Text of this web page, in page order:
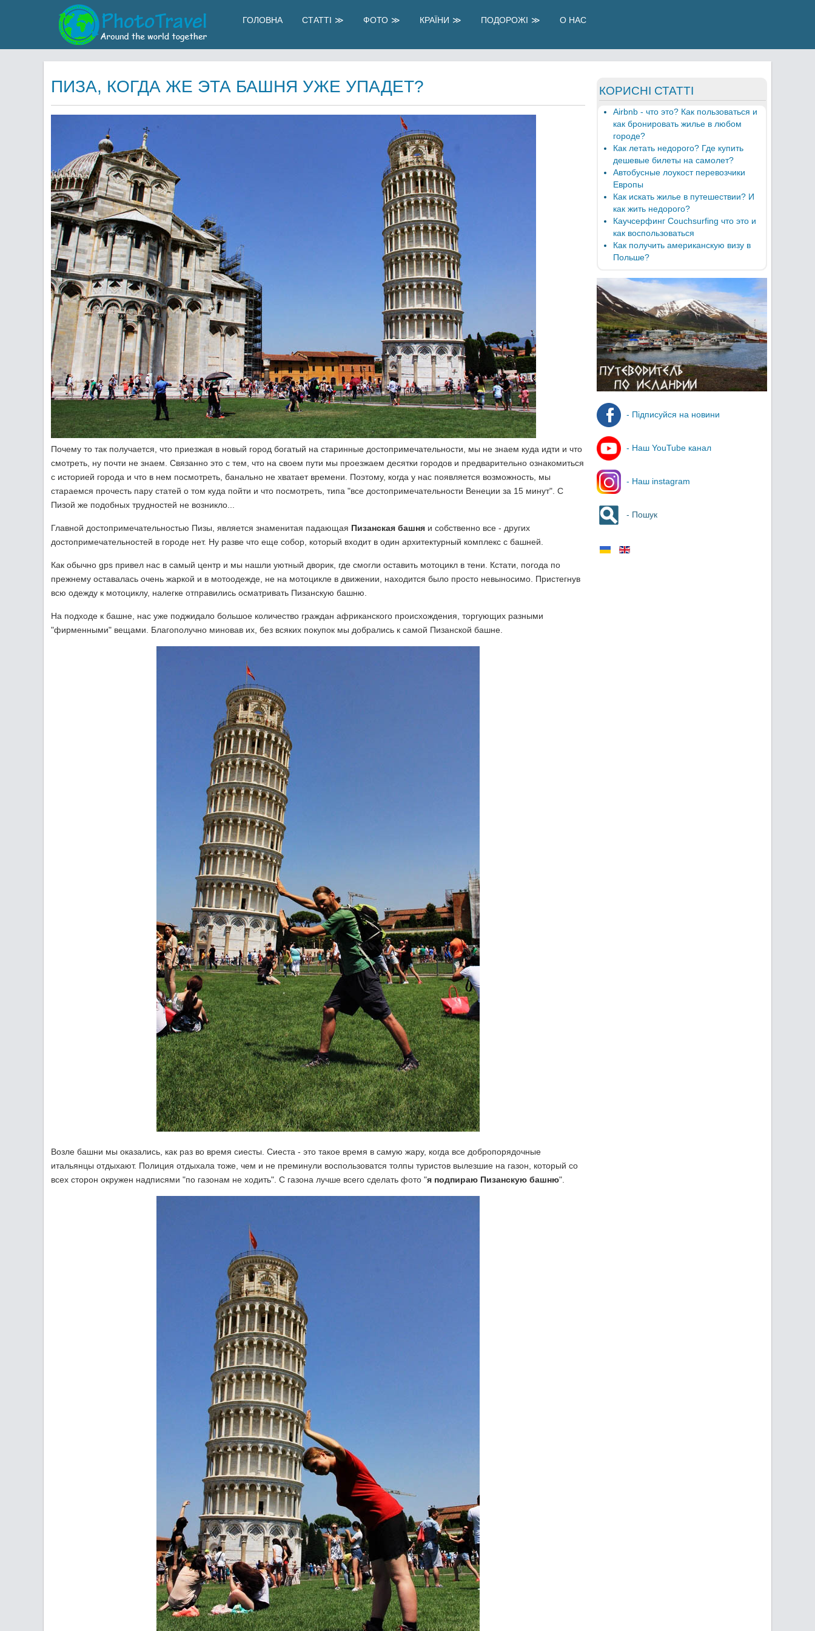
ГОЛОВНА СТАТТІ ФОТО КРАЇНИ ПОДОРОЖІ О НАС
ПИЗА, КОГДА ЖЕ ЭТА БАШНЯ УЖЕ УПАДЕТ?
Почему то так получается, что приезжая в новый город богатый на старинные достопримечательности, мы не знаем куда идти и что
смотреть, ну почти не знаем. Связанно это с тем, что на своем пути мы проезжаем десятки городов и предварительно ознакомиться
с историей города и что в нем посмотреть, банально не хватает времени. Поэтому, когда у нас появляется возможность, мы
стараемся прочесть пару статей о том куда пойти и что посмотреть, типа "все достопримечательности Венеции за 15 минут". С
Пизой же подобных трудностей не возникло...
Главной достопримечательностью Пизы, является знаменитая падающая Пизанская башня и собственно все - других
достопримечательностей в городе нет. Ну разве что еще собор, который входит в один архитектурный комплекс с башней.
Как обычно gps привел нас в самый центр и мы нашли уютный дворик, где смогли оставить мотоцикл в тени. Кстати, погода по
прежнему оставалась очень жаркой и в мотоодежде, не на мотоцикле в движении, находится было просто невыносимо. Пристегнув
всю одежду к мотоциклу, налегке отправились осматривать Пизанскую башню.
На подходе к башне, нас уже поджидало большое количество граждан африканского происхождения, торгующих разными
"фирменными" вещами. Благополучно миновав их, без всяких покупок мы добрались к самой Пизанской башне.
Возле башни мы оказались, как раз во время сиесты. Сиеста - это такое время в самую жару, когда все добропорядочные
итальянцы отдыхают. Полиция отдыхала тоже, чем и не преминули воспользоватся толпы туристов вылезшие на газон, который со
всех сторон окружен надписями "по газонам не ходить". С газона лучше всего сделать фото "я подпираю Пизанскую башню".
КОРИСНІ СТАТТІ
Airbnb - что это? Как пользоваться и
как бронировать жилье в любом
городе?
Как летать недорого? Где купить
дешевые билеты на самолет?
Автобусные лоукост перевозчики
Европы
Как искать жилье в путешествии? И
как жить недорого?
Каучсерфинг Couchsurfing что это и
как воспользоваться
Как получить американскую визу в
Польше?
- Підписуйся на новини
- Наш YouTube канал
- Наш instagram
- Пошук